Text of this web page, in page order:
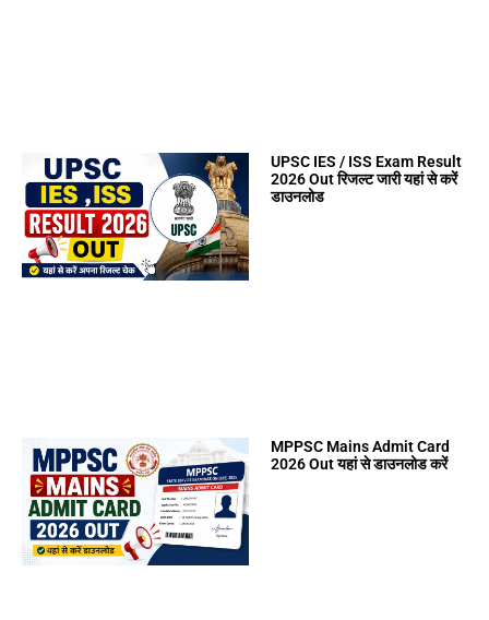
UPSC IES / ISS Exam Result
2026 Out रिजल्ट जारी यहां से करें
डाउनलोड
MPPSC Mains Admit Card
2026 Out यहां से डाउनलोड करें